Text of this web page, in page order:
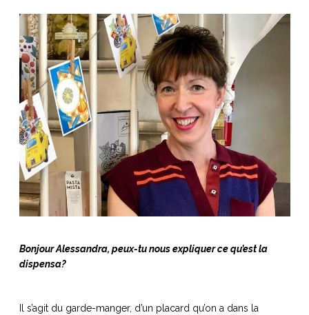
Burano, la palette
de tous les
superlatifs
du
Notre palette
Bonjour Alessandra, peux-tu nous expliquer ce qu’est la
dispensa?
Il s’agit du garde-manger, d’un placard qu’on a dans la